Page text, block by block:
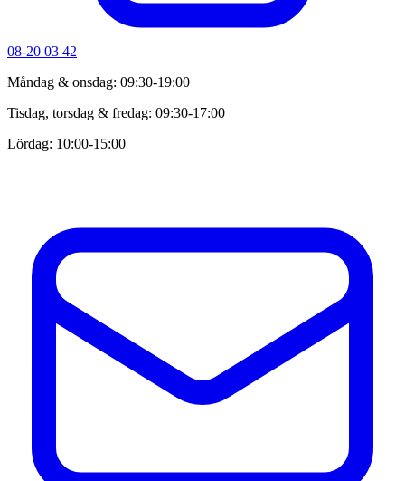
08-20 03 42
Måndag & onsdag: 09:30-19:00
Tisdag, torsdag & fredag: 09:30-17:00
Lördag: 10:00-15:00